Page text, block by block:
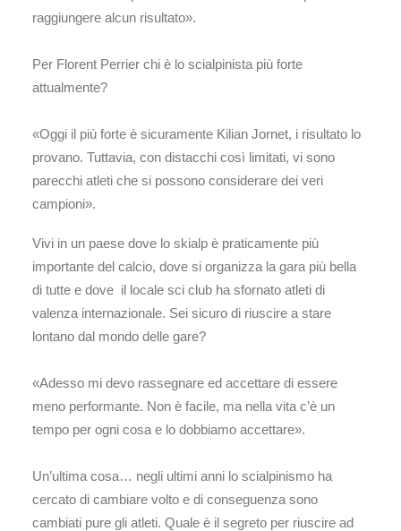
raggiungere alcun risultato».
Per Florent Perrier chi è lo scialpinista più forte
attualmente?
«Oggi il più forte è sicuramente Kilian Jornet, i risultato lo
provano. Tuttavia, con distacchi così limitati, vi sono
parecchi atleti che si possono considerare dei veri
campioni».
Vivi in un paese dove lo skialp è praticamente più
importante del calcio, dove si organizza la gara più bella
di tutte e dove il locale sci club ha sfornato atleti di
valenza internazionale. Sei sicuro di riuscire a stare
lontano dal mondo delle gare?
«Adesso mi devo rassegnare ed accettare di essere
meno performante. Non è facile, ma nella vita c’è un
tempo per ogni cosa e lo dobbiamo accettare».
Un’ultima cosa… negli ultimi anni lo scialpinismo ha
cercato di cambiare volto e di conseguenza sono
cambiati pure gli atleti. Quale è il segreto per riuscire ad